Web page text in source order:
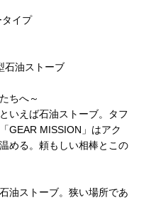
イプ
石油ストーブ
ちへ～
いえば石油ストーブ。タフ
GEAR MISSION」はアク
める。頼もしい相棒とこの
油ストーブ。狭い場所であ